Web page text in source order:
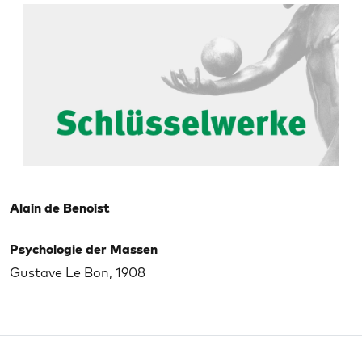
Alain de Benoist
Psychologie der Massen
Gustave Le Bon, 1908